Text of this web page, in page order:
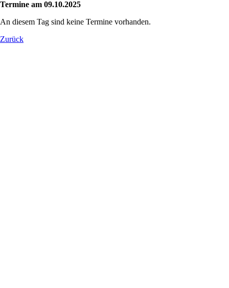
Termine am 09.10.2025
An diesem Tag sind keine Termine vorhanden.
Zurück